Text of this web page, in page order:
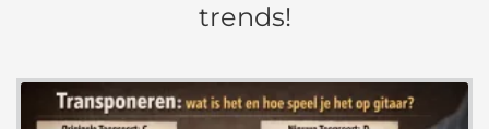
trends!